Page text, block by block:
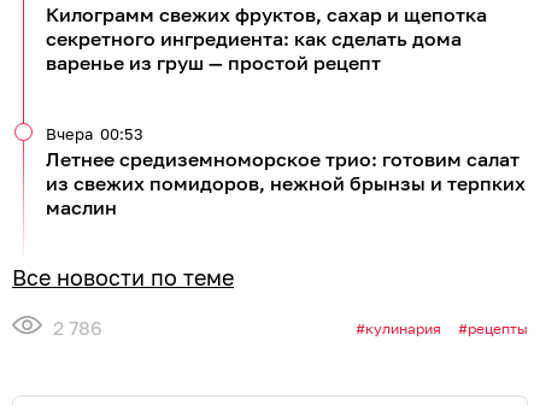
Килограмм свежих фруктов, сахар и щепотка
секретного ингредиента: как сделать дома
варенье из груш — простой рецепт
Летнее средиземноморское трио: готовим салат
из свежих помидоров, нежной брынзы и терпких
маслин
Вчера 00:53
Все новости по теме
2 786 кулинария рецепты